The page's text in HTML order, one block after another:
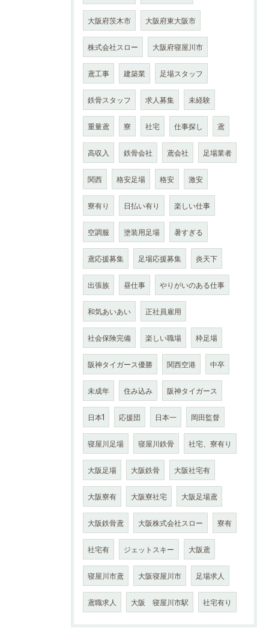
大阪府茨木市 大阪府東大阪市
株式会社スロー 大阪府寝屋川市
鳶工事 建築業 足場スタッフ
鉄骨スタッフ 求人募集 未経験
重量鳶 寮 社宅 仕事探し 鳶
高収入 鉄骨会社 鳶会社 足場業者
関西 格安足場 格安 激安
寮有り 日払い有り 楽しい仕事
空調服 塗装用足場 暑すぎる
鳶応援募集 足場応援募集 炎天下
出張族 昼仕事 やりがいのある仕事
和気あいあい 正社員雇用
社会保険完備 楽しい職場 枠足場
阪神タイガース優勝 関西空港 中卒
未成年 住み込み 阪神タイガース
日本1 応援団 日本一 岡田監督
寝屋川足場 寝屋川鉄骨 社宅、寮有り
大阪足場 大阪鉄骨 大阪社宅有
大阪寮有 大阪寮社宅 大阪足場鳶
大阪鉄骨鳶 大阪株式会社スロー 寮有
社宅有 ジェットスキー 大阪鳶
寝屋川市鳶 大阪寝屋川市 足場求人
鳶職求人 大阪 寝屋川市駅 社宅有り